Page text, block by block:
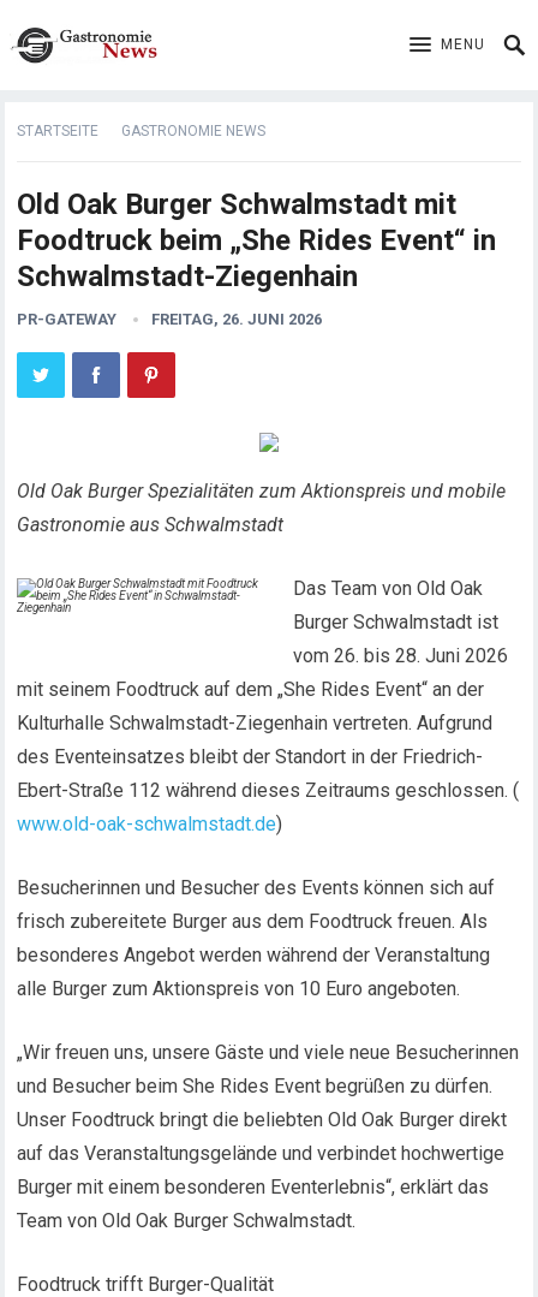
MENU
STARTSEITE GASTRONOMIE NEWS
Old Oak Burger Schwalmstadt mit
Foodtruck beim „She Rides Event“ in
Schwalmstadt-Ziegenhain
PR-GATEWAY FREITAG, 26. JUNI 2026
Old Oak Burger Spezialitäten zum Aktionspreis und mobile
Gastronomie aus Schwalmstadt
Das Team von Old Oak
Burger Schwalmstadt ist
vom 26. bis 28. Juni 2026
mit seinem Foodtruck auf dem „She Rides Event“ an der
Kulturhalle Schwalmstadt-Ziegenhain vertreten. Aufgrund
des Eventeinsatzes bleibt der Standort in der Friedrich-
Ebert-Straße 112 während dieses Zeitraums geschlossen. (
www.old-oak-schwalmstadt.de)
Besucherinnen und Besucher des Events können sich auf
frisch zubereitete Burger aus dem Foodtruck freuen. Als
besonderes Angebot werden während der Veranstaltung
alle Burger zum Aktionspreis von 10 Euro angeboten.
„Wir freuen uns, unsere Gäste und viele neue Besucherinnen
und Besucher beim She Rides Event begrüßen zu dürfen.
Unser Foodtruck bringt die beliebten Old Oak Burger direkt
auf das Veranstaltungsgelände und verbindet hochwertige
Burger mit einem besonderen Eventerlebnis“, erklärt das
Team von Old Oak Burger Schwalmstadt.
Foodtruck trifft Burger-Qualität